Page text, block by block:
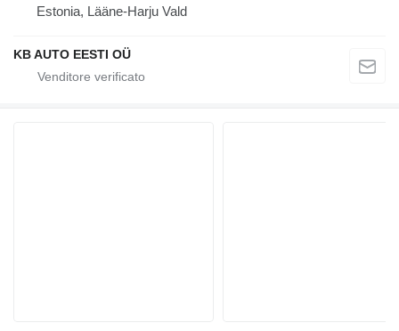
Estonia, Lääne-Harju Vald
KB AUTO EESTI OÜ